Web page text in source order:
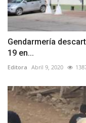
Gendarmería
19 en...
Editora Abril 9, 2020